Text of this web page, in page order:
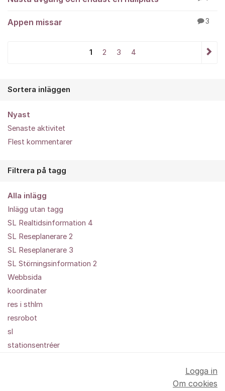
Appen missar 3
1 2 3 4
Sortera inläggen
Nyast
Senaste aktivitet
Flest kommentarer
Filtrera på tagg
Alla inlägg
Inlägg utan tagg
SL Realtidsinformation 4
SL Reseplanerare 2
SL Reseplanerare 3
SL Störningsinformation 2
Webbsida
koordinater
res i sthlm
resrobot
sl
stationsentréer
Logga in
Om cookies